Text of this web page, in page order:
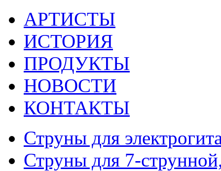
АРТИСТЫ
ИСТОРИЯ
ПРОДУКТЫ
НОВОСТИ
КОНТАКТЫ
Струны для
Струны для 7-